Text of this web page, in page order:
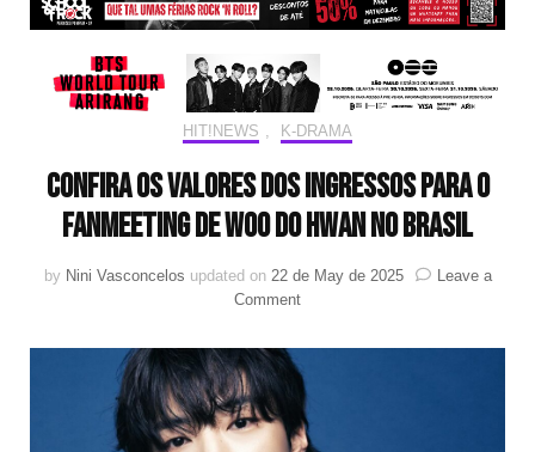
HIT!NEWS K-DRAMA
Confira os valores dos ingressos para o
fanmeeting de Woo Do Hwan no Brasil
by Nini Vasconcelos updated on 22 de May de 2025
Leave a
Commenton
os
valores
dos
ingressos
para